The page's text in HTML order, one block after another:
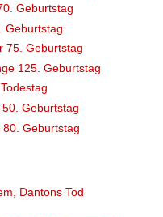
Geburtstag
Geburtstag
75. Geburtstag
125. Geburtstag
Geburtstag
Geburtstag
Dantons Tod